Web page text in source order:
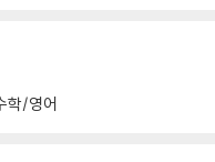
학/영어